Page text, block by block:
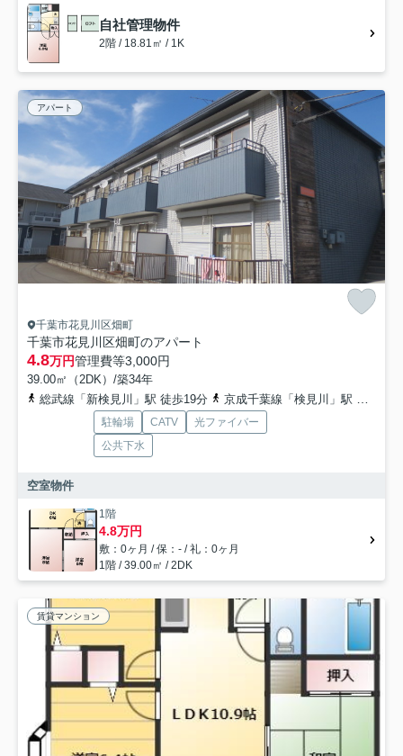
自社管理物件
2階 / 18.81㎡ / 1K
アパート
千葉市花見川区畑町
千葉市花見川区畑町のアパート
4.8万円管理費等3,000円
39.00㎡（2DK）/築34年
総武線「新検見川」駅 徒歩19分
京成千葉線「検見川」駅 徒歩23分
駐輪場 CATV
光ファイバー
公共下水
空室物件
1階
4.8万円
敷：0ヶ月 / 保：- / 礼：0ヶ月
1階 / 39.00㎡ / 2DK
賃貸マンション